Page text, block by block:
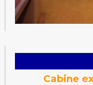
Cabine